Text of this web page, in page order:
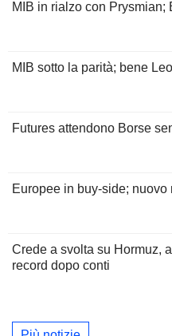
MIB in rialzo con Prysmian;
MIB sotto la parità; bene
Futures attendono Borse
Europee in buy-side; nuovo
Crede a svolta su Hormuz,
record dopo conti